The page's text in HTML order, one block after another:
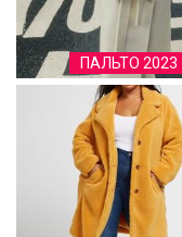
ПАЛЬТО 2023